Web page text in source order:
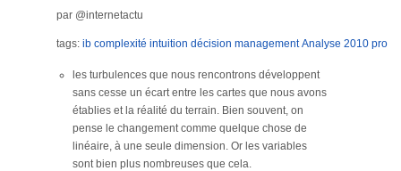
par @internetactu
tags: ib complexité intuition décision management Analyse 2010 pro
les turbulences que nous rencontrons développent
sans cesse un écart entre les cartes que nous avons
établies et la réalité du terrain. Bien souvent, on
pense le changement comme quelque chose de
linéaire, à une seule dimension. Or les variables
sont bien plus nombreuses que cela.